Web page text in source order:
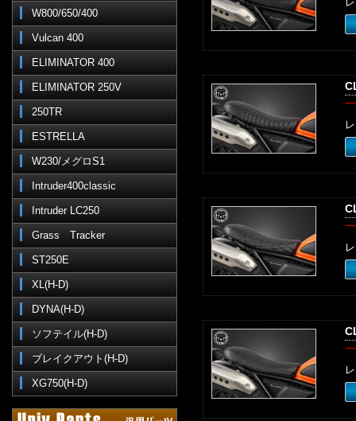
W800/650/400
Vulcan 400
ELIMINATOR 400
ELIMINATOR 250V
250TR
ESTRELLA
W230/メグロS1
Intruder400classic
Intruder LC250
Grass Tracker
ST250E
XL(H-D)
DYNA(H-D)
ソフテイル(H-D)
ブレイクアウト(H-D)
XG750(H-D)